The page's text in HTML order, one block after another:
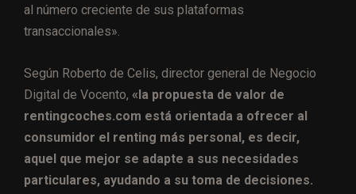
al número creciente de sus plataformas
transaccionales».
Según Roberto de Celis, director general de Negocio
Digital de Vocento, «la propuesta de valor de
rentingcoches.com está orientada a ofrecer al
consumidor el renting más personal, es decir,
aquel que mejor se adapte a sus necesidades
particulares, ayudando a su toma de decisiones.